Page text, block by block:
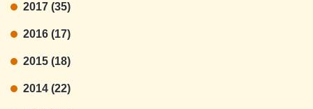
2017 (35)
2016 (17)
2015 (18)
2014 (22)